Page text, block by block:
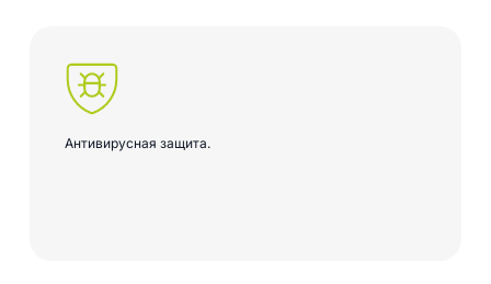
Антивирусная защита.